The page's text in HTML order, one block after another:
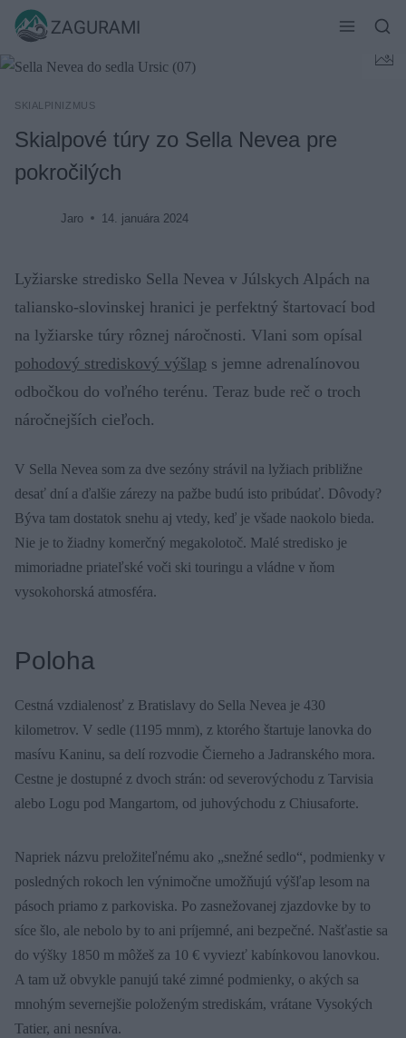
Skip
content
ZAGURAMI
SKIALPINIZMUS
Skialpové túry zo Sella Nevea pre
pokročilých
Jaro 14. januára 2024
Lyžiarske stredisko Sella Nevea v Júlskych Alpách na
taliansko-slovinskej hranici je perfektný štartovací bod
na lyžiarske túry rôznej náročnosti. Vlani som opísal
pohodový strediskový výšlap s jemne adrenalínovou
odbočkou do voľného terénu. Teraz bude reč o troch
náročnejších cieľoch.
V Sella Nevea som za dve sezóny strávil na lyžiach približne
desať dní a ďalšie zárezy na pažbe budú isto pribúdať. Dôvody?
Býva tam dostatok snehu aj vtedy, keď je všade naokolo bieda.
Nie je to žiadny komerčný megakolotoč. Malé stredisko je
mimoriadne priateľské voči ski touringu a vládne v ňom
vysokohorská atmosféra.
Poloha
Cestná vzdialenosť z Bratislavy do Sella Nevea je 430
kilometrov. V sedle (1195 mnm), z ktorého štartuje lanovka do
masívu Kaninu, sa delí rozvodie Čierneho a Jadranského mora.
Cestne je dostupné z dvoch strán: od severovýchodu z Tarvisia
alebo Logu pod Mangartom, od juhovýchodu z Chiusaforte.
Napriek názvu preložiteľnému ako „snežné sedlo“, podmienky v
posledných rokoch len výnimočne umožňujú výšľap lesom na
pásoch priamo z parkoviska. Po zasnežovanej zjazdovke by to
síce šlo, ale nebolo by to ani príjemné, ani bezpečné. Našťastie sa
do výšky 1850 m môžeš za 10 € vyviezť kabínkovou lanovkou.
A tam už obvykle panujú také zimné podmienky, o akých sa
mnohým severnejšie položeným strediskám, vrátane Vysokých
Tatier, ani nesníva.